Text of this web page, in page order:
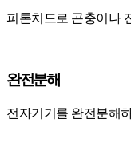
피톤치드로 곤충이나
완전분해
전자기기를 완전분해